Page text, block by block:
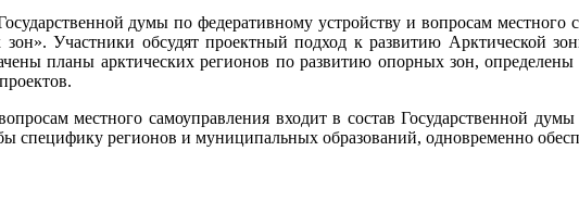
думы по федеративному устройству и вопросам местного
Участники обсудят проектный подход к развитию Арктической
планы арктических регионов по развитию опорных зон,
местного самоуправления входит в состав Государственной
специфику регионов и муниципальных образований, одновременно